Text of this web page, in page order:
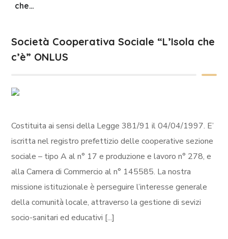
che…
Società Cooperativa Sociale “L’Isola che
c’è” ONLUS
Costituita ai sensi della Legge 381/91 il 04/04/1997. E’
iscritta nel registro prefettizio delle cooperative sezione
sociale – tipo A al n° 17 e produzione e lavoro n° 278, e
alla Camera di Commercio al n° 145585. La nostra
missione istituzionale è perseguire l’interesse generale
della comunità locale, attraverso la gestione di sevizi
socio-sanitari ed educativi [...]